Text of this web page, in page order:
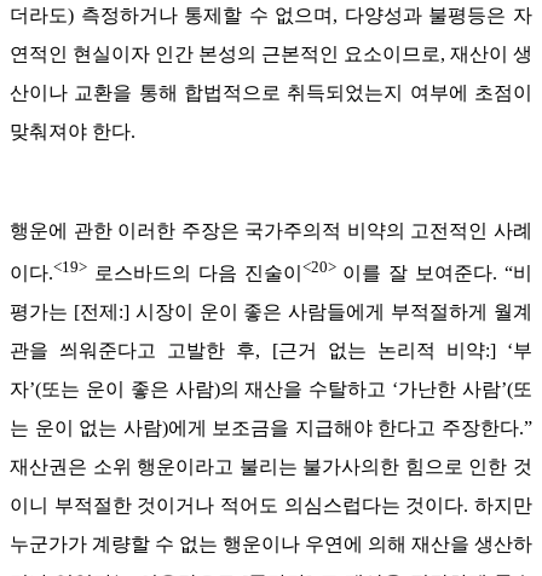
더라도) 측정하거나 통제할 수 없으며, 다양성과 불평등은 자
연적인 현실이자 인간 본성의 근본적인 요소이므로, 재산이 생
산이나 교환을 통해 합법적으로 취득되었는지 여부에 초점이
맞춰져야 한다.
행운에 관한 이러한 주장은 국가주의적 비약의 고전적인 사례
이다.<19> 로스바드의 다음 진술이 <20>이를 잘 보여준다. “비
평가는 [전제:] 시장이 운이 좋은 사람들에게 부적절하게 월계
관을 씌워준다고 고발한 후, [근거 없는 논리적 비약:] ‘부
자’(또는 운이 좋은 사람)의 재산을 수탈하고 ‘가난한 사람’(또
는 운이 없는 사람)에게 보조금을 지급해야 한다고 주장한다.”
재산권은 소위 행운이라고 불리는 불가사의한 힘으로 인한 것
이니 부적절한 것이거나 적어도 의심스럽다는 것이다. 하지만
누군가가 계량할 수 없는 행운이나 우연에 의해 재산을 생산하